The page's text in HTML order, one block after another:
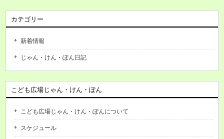
カテゴリー
新着情報
じゃん・けん・ぽん日記
こども広場じゃん・けん・ぽん
こども広場じゃん・けん・ぽんについて
スケジュール